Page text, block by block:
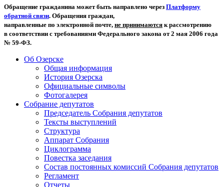
Обращение гражданина может быть направлено через Платформу
обратной связи. Обращения граждан,
направленные по электронной почте, не принимаются к рассмотрению
в соответствии с требованиями Федерального закона от 2 мая 2006 года
№ 59-ФЗ.
Об Озерске
Общая информация
История Озерска
Официальные символы
Фотогалерея
Собрание депутатов
Председатель Собрания депутатов
Тексты выступлений
Структура
Аппарат Собрания
Циклограмма
Повестка заседания
Состав постоянных комиссий Собрания депутатов
Регламент
Отчеты